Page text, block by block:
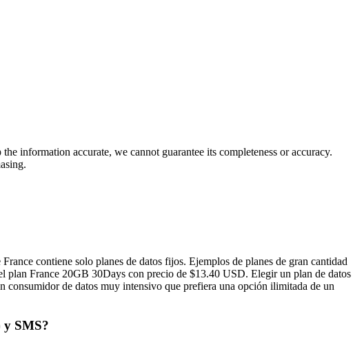
information accurate, we cannot guarantee its completeness or accuracy.
contiene solo planes de datos fijos. Ejemplos de planes de gran cantidad
France 20GB 30Days con precio de $13.40 USD. Elegir un plan de datos
consumidor de datos muy intensivo que prefiera una opción ilimitada de un
y SMS?